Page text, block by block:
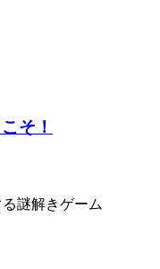
そ！
謎解きゲーム